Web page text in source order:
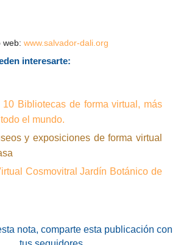
web: www.salvador-dali.org
interesarte:
10 Bibliotecas de forma virtual, más
el mundo.
y exposiciones de forma virtual
Cosmovitral Jardín Botánico de
nota, comparte esta publicación con